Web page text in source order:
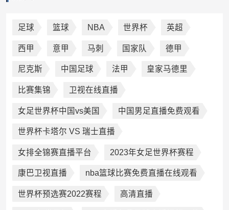
足球 篮球 NBA 世界杯 英超
西甲 意甲 马刺 国家队 德甲
尼克斯 中国足球 法甲 皇家马德里
比赛集锦 卫视在线直播
女足世界杯中国vs美国 中国男足直播免费观看
世界杯卡塔尔 VS 瑞士直播
女排全锦赛直播平台 2023年女足世界杯赛程
康巴卫视直播 nba篮球比赛免费直播在线观看
世界杯预选赛2022赛程 高清直播